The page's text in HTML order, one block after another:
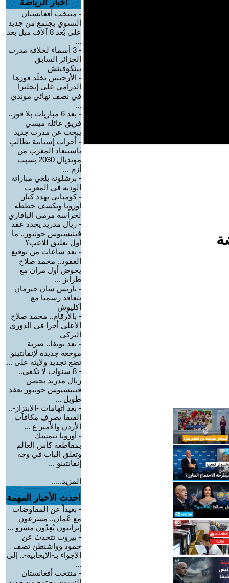
اخبار الرياضة
- منتخب أفغانستان
النسوي يجتمع من جديد
على بُعد 8 آلاف ميل بعد
...
-
3 أسماء لخلافة مدرب
الجزائر السابق
بيتكوفيتش
- الأرجنتين تخلّد فوزها
الدرامي على إنجلترا
في نصف نهائي موندي
...
-
بعد 6 مباريات بلا فوز..
فريق عائلة ميسي
يبحث عن مدرب جديد
- أحزاب إسبانية تطالب
باستبعاد المغرب من
مونديال 2030 بسبب
أزم ...
- برشلونة يلغي مباراته
الودية في المغرب
-كومباني يهدد كبار
أوروبا ويكشف خططه
لحراسة مرمى البافاري
- ريال مدريد يجدد عقد
فينيسيوس جونيور.. ما
أول تعليق للاعب؟
- بعد ساعات من توقيع
العقود.. محمد صلاح
يخوض أول مران مع
طرابز ...
- باريس سان جيرمان
يتعاقد رسميا مع
أكليوش
- بالأرقام.. محمد صلاح
الأعلى أجرا في الدوري
التركي
- بعد يويفا.. ضربة
موجعة جديدة لإنفانتينو
تضع تجديد ولايته على ...
-
8 سنوات لا تكفي..
ريال مدريد يحصن
فينيسيوس جونيور بعقد
طويل ...
- بعد اتهامات -الابتزاز-..
الفيفا يصرف مكافآت
الأردن والأمير ع ...
- أوروبا تتمسك
بمقاطعة كأس العالم
وتغلق الباب في وجه
إنفانتينو ...
المزيد.....
احدث الأخبار المهمة
- بعيداً عن المفاوضات
مع عُمان.. مشرعون
إيرانيون يُعِدّون مشرو ...
- بيروت تتحدث عن
جمود وواشنطن تصف
الأجواء بـ-الإيجابية-.. إلى
...
- منتخب أفغانستان